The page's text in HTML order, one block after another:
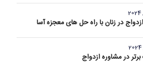
در زنان با راه حل های معجزه آسا